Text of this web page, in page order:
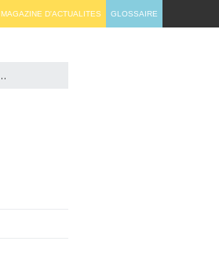
MAGAZINE D'ACTUALITES GLOSSAIRE